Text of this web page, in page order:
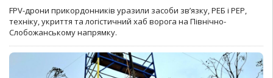
FPV-дрони прикордонників уразили засоби зв’язку, РЕБ і РЕР,
техніку, укриття та логістичний хаб ворога на Північно-
Слобожанському напрямку.